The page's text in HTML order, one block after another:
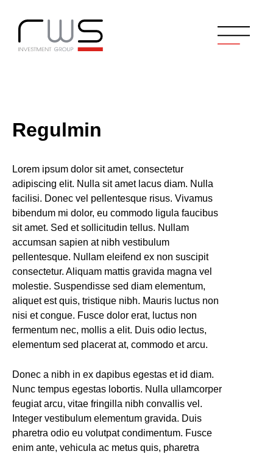
Regulmin
Lorem ipsum dolor sit amet, consectetur
adipiscing elit. Nulla sit amet lacus diam. Nulla
facilisi. Donec vel pellentesque risus. Vivamus
bibendum mi dolor, eu commodo ligula faucibus
sit amet. Sed et sollicitudin tellus. Nullam
accumsan sapien at nibh vestibulum
pellentesque. Nullam eleifend ex non suscipit
consectetur. Aliquam mattis gravida magna vel
molestie. Suspendisse sed diam elementum,
aliquet est quis, tristique nibh. Mauris luctus non
nisi et congue. Fusce dolor erat, luctus non
fermentum nec, mollis a elit. Duis odio lectus,
elementum sed placerat at, commodo et arcu.
Donec a nibh in ex dapibus egestas et id diam.
Nunc tempus egestas lobortis. Nulla ullamcorper
feugiat arcu, vitae fringilla nibh convallis vel.
Integer vestibulum elementum gravida. Duis
pharetra odio eu volutpat condimentum. Fusce
enim ante, vehicula ac metus quis, pharetra